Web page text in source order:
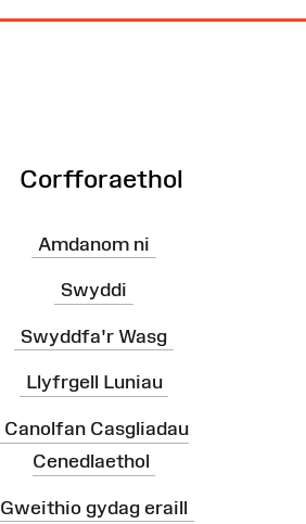
Corfforaethol
Amdanom ni
Swyddi
Swyddfa'r Wasg
Llyfrgell Luniau
Canolfan Casgliadau
Cenedlaethol
Gweithio gydag eraill